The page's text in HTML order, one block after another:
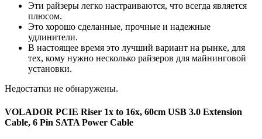
Эти райзеры легко настраиваются, что всегда является
плюсом.
Это хорошо сделанные, прочные и надежные
удлинители.
В настоящее время это лучший вариант на рынке, для
тех, кому нужно несколько райзеров для майнинговой
установки.
Недостатки не обнаружены.
VOLADOR PCIE Riser 1x to 16x, 60cm USB 3.0 Extension
Cable, 6 Pin SATA Power Cable